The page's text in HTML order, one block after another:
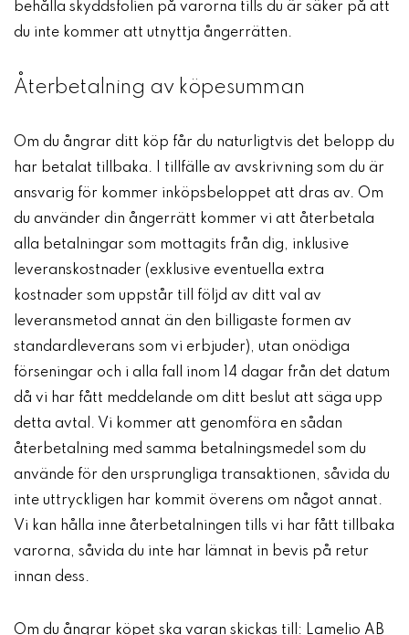
behålla skyddsfolien på varorna tills du är säker på att
du inte kommer att utnyttja ångerrätten.
Återbetalning av köpesumman
Om du ångrar ditt köp får du naturligtvis det belopp du
har betalat tillbaka. I tillfälle av avskrivning som du är
ansvarig för kommer inköpsbeloppet att dras av. Om
du använder din ångerrätt kommer vi att återbetala
alla betalningar som mottagits från dig, inklusive
leveranskostnader (exklusive eventuella extra
kostnader som uppstår till följd av ditt val av
leveransmetod annat än den billigaste formen av
standardleverans som vi erbjuder), utan onödiga
förseningar och i alla fall inom 14 dagar från det datum
då vi har fått meddelande om ditt beslut att säga upp
detta avtal. Vi kommer att genomföra en sådan
återbetalning med samma betalningsmedel som du
använde för den ursprungliga transaktionen, såvida du
inte uttryckligen har kommit överens om något annat.
Vi kan hålla inne återbetalningen tills vi har fått tillbaka
varorna, såvida du inte har lämnat in bevis på retur
innan dess.
Om du ångrar köpet ska varan skickas till: Lamelio AB